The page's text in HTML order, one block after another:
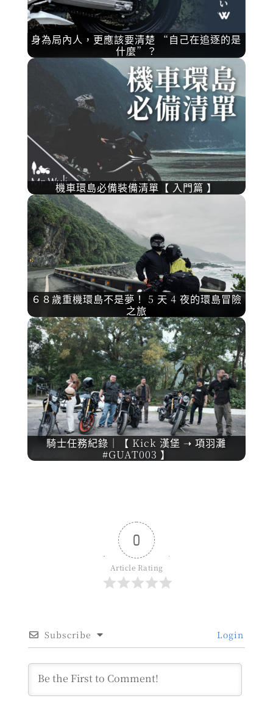
身為局內人，更應該要清楚 “自己在追逐的是
什麼”？
機車環島必備裝備清單【 入門篇 】
６８歲重機環島不是夢！ 5 天 4 夜的環島冒險
之旅
騎士任務紀錄｜【 Kick 漢堡 ➝ 項羽灘
#GUAT003 】
0
Article Rating
Subscribe Login